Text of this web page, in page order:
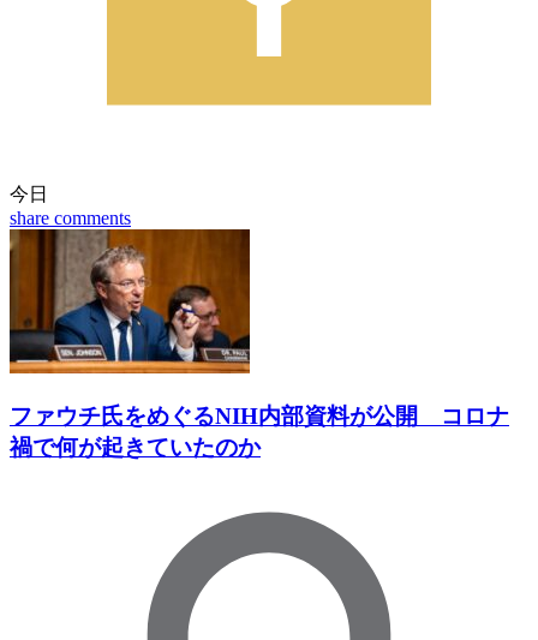
今日
share comments
ファウチ氏をめぐるNIH内部資料が公開 コロナ
禍で何が起きていたのか